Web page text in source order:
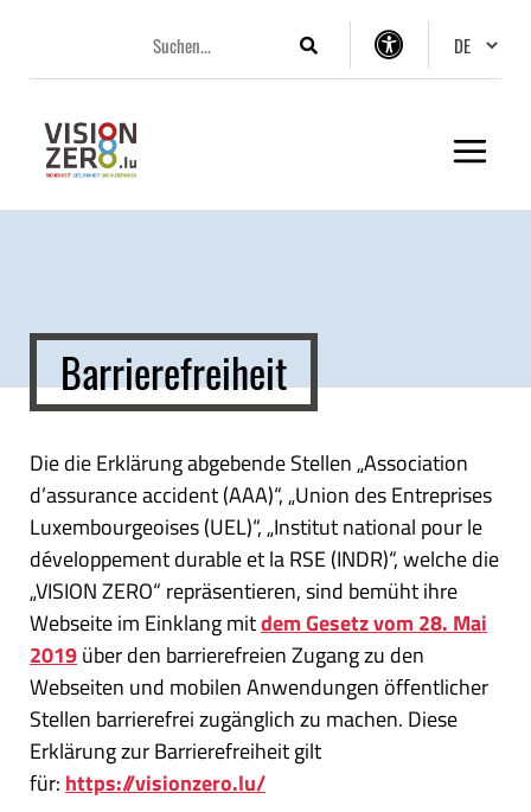
menu
contenu
pied
Suchen
Einstellungen
Barrierefreiheit
Die die Erklärung abgebende Stellen „Association
d’assurance accident (AAA)“, „Union des Entreprises
Luxembourgeoises (UEL)“, „Institut national pour le
développement durable et la RSE (INDR)“, welche die
„VISION ZERO“ repräsentieren, sind bemüht ihre
Webseite im Einklang mitdem Gesetz vom 28. Mai
2019über den barrierefreien Zugang zu den
Webseiten und mobilen Anwendungen öffentlicher
Stellen barrierefrei zugänglich zu machen. Diese
Erklärung zur Barrierefreiheit gilt
für: https://visionzero.lu/